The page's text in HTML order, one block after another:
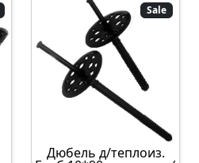
Sale
Дюбель д/теплоиз.